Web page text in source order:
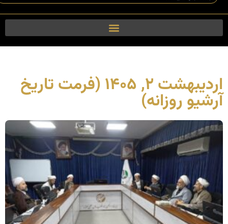
اردیبهشت ۲, ۱۴۰۵ (فرمت تاریخ
آرشیو روزانه)